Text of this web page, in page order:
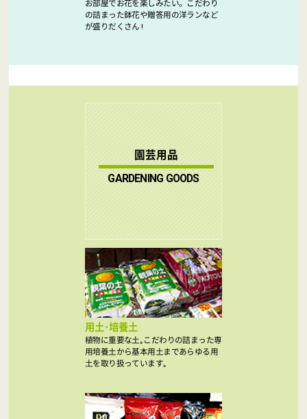
お部屋でお花を楽しみたい。こだわり
の詰まった鉢花や贈答用の洋ランなど
が盛りだくさん !
園芸用品
GARDENING GOODS
用土･培養土
植物に重要な土｡こだわりの詰まった専
用培養土から基本用土まであらゆる用
土を取り扱っています｡